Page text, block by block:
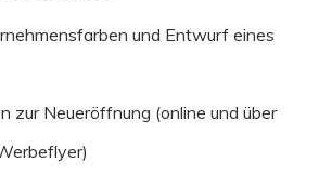
und Entwurf eines
zur Neueröffnung (online und über